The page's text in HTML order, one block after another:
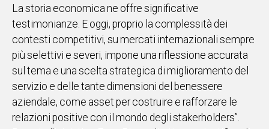
La storia economica ne offre significative
testimonianze. E oggi, proprio la complessità dei
contesti competitivi, su mercati internazionali sempre
più selettivi e severi, impone una riflessione accurata
sul tema e una scelta strategica di miglioramento del
servizio e delle tante dimensioni del benessere
aziendale, come asset per costruire e rafforzare le
relazioni positive con il mondo degli stakerholders”.